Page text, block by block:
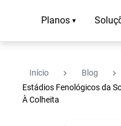
Planos ▾
Início navigate_next Blog navigate_next
Estádios Fenológicos da
À Colheita